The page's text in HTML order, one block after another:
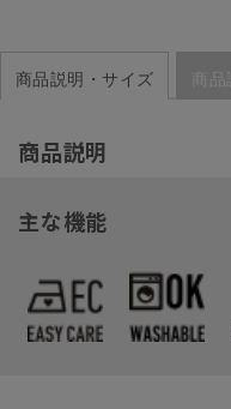
商品説明・サイズ 商
商品説明
主な機能